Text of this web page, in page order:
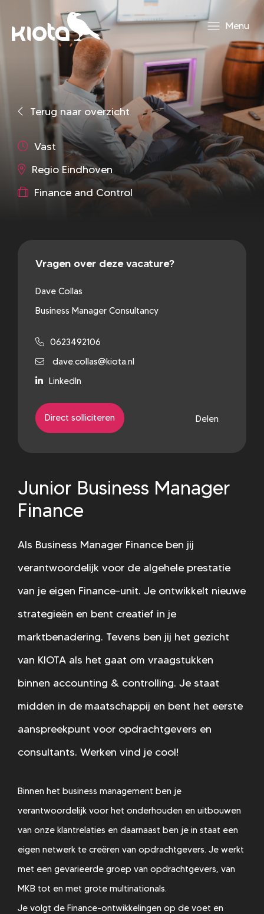
Menu
Terug naar overzicht
Vast
Regio Eindhoven
Finance and Control
Vragen over deze vacature?
Dave Collas
Business Manager Consultancy
0623492106
dave.collas@kiota.nl
LinkedIn
Direct solliciteren Delen
Junior Business Manager
Finance
Als Business Manager Finance ben jij
verantwoordelijk voor de algehele prestatie
van je eigen Finance-unit. Je ontwikkelt nieuwe
strategieën en bent creatief in je
marktbenadering. Tevens ben jij het gezicht
van KIOTA als het gaat om vraagstukken
binnen accounting & controlling. Je staat
midden in de maatschappij en bent het eerste
aanspreekpunt voor opdrachtgevers en
consultants. Werken vind je cool!
Binnen het business management ben je
verantwoordelijk voor het onderhouden en uitbouwen
van onze klantrelaties en daarnaast ben je in staat een
eigen netwerk te creëren van opdrachtgevers. Je werkt
met een gevarieerde groep van opdrachtgevers, van
MKB tot en met grote multinationals.
Je volgt de Finance-ontwikkelingen op de voet en